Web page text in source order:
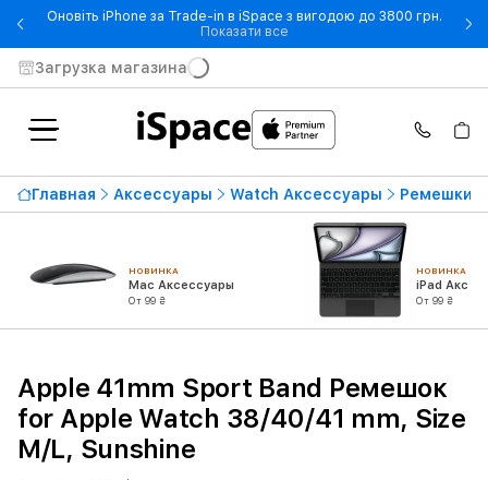
Оновіть iPhone за Trade-in в iSpace з вигодою до 3800 грн.
Показати все- Оновіть iPhone за Trade-in
Загрузка магазина
Главная Аксессуары Watch Аксессуары Ремешки
НОВИНКА
Mac Аксессуары
От 99 ₴
НОВИНКА
iPad
От 99 ₴
Apple 41mm Sport Band Ремешок
for Apple Watch 38/40/41 mm, Size
M/L, Sunshine